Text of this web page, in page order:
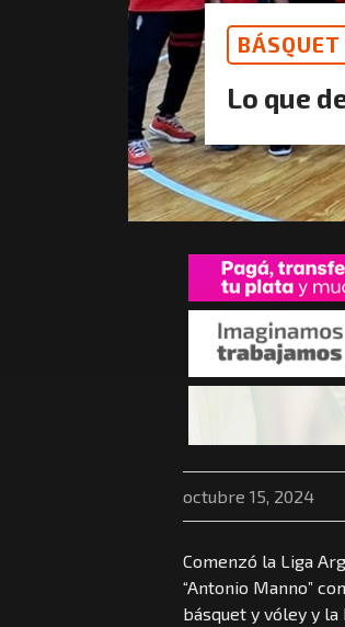
BÁSQUET
Lo que
octubre 15, 2024
Comenzó la Liga
“Antonio Manno”
básquet y vóley y la